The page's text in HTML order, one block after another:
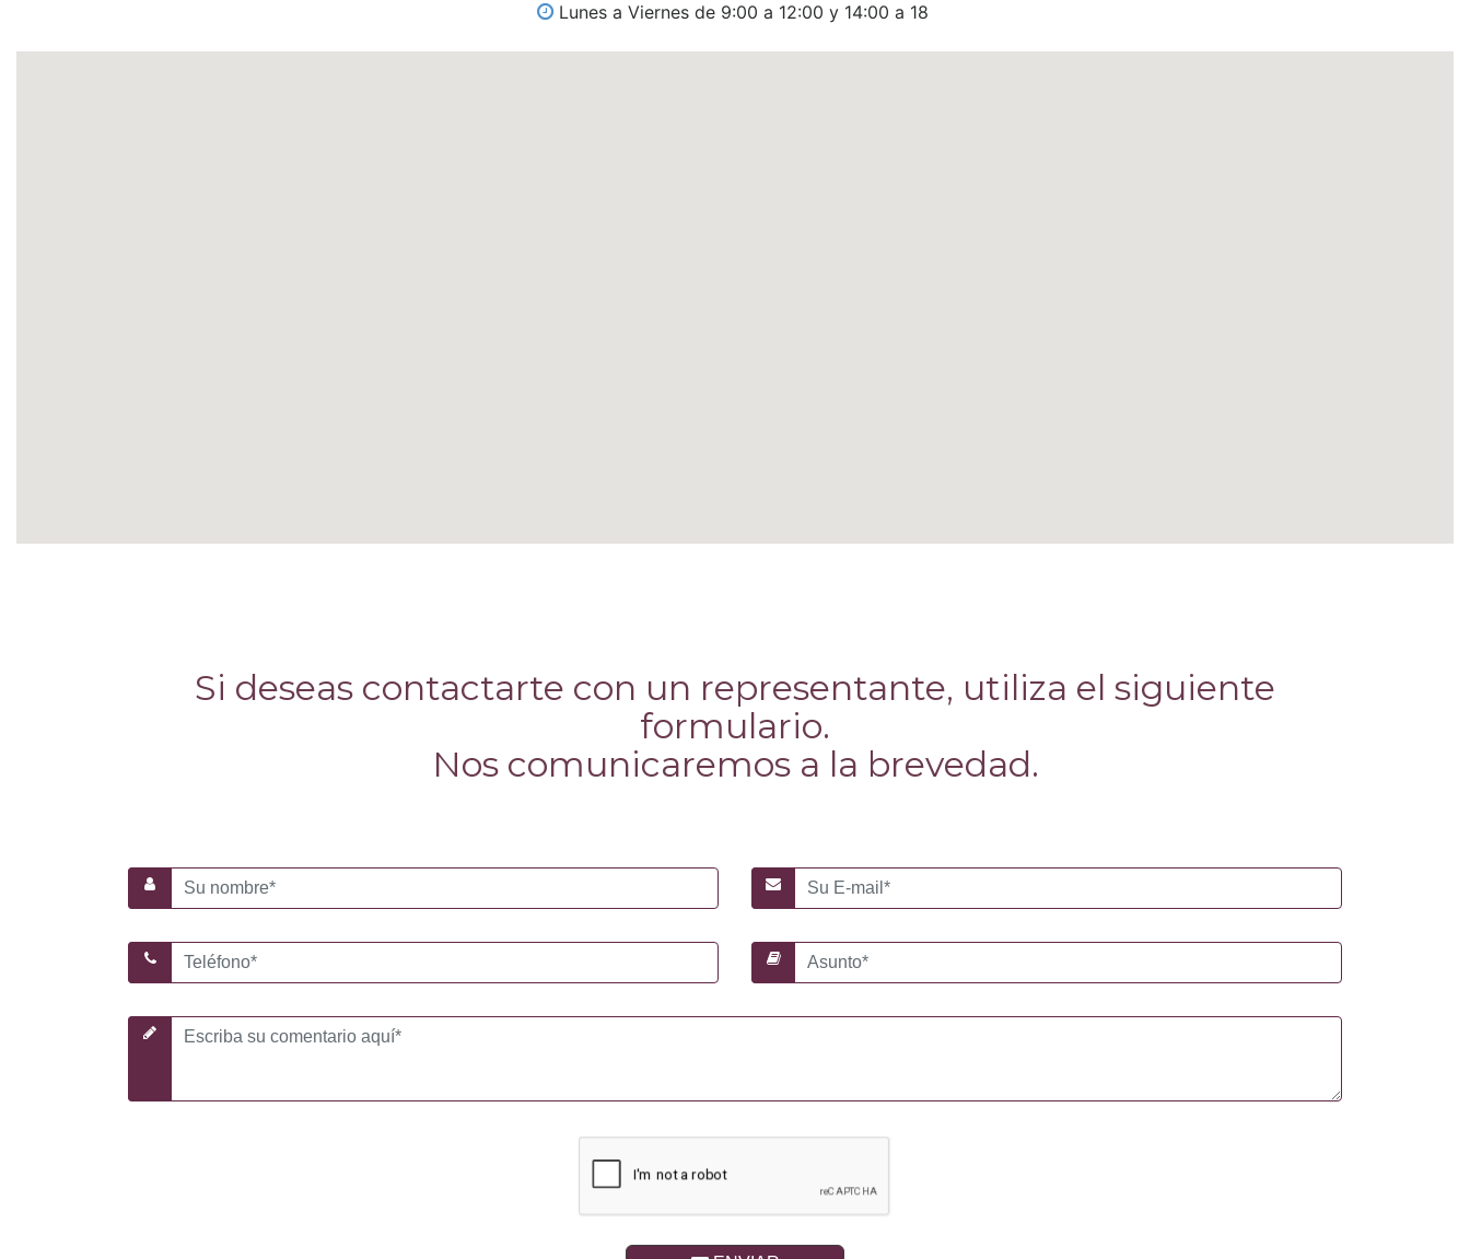
Lunes a Viernes de 9:00 a 12:00 y 14:00 a 18
Si deseas contactarte con un representante, utiliza el siguiente
formulario.
Nos comunicaremos a la brevedad.